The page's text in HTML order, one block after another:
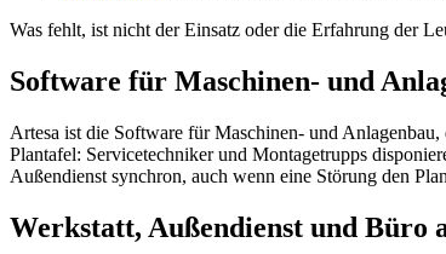
Was fehlt, ist nicht der Einsatz oder die Erfahrung der
Software für Maschinen- und
Artesa ist die Software für Maschinen- und
Plantafel: Servicetechniker und Montagetrupps
Außendienst synchron, auch wenn eine Störung den
Werkstatt, Außendienst und Büro